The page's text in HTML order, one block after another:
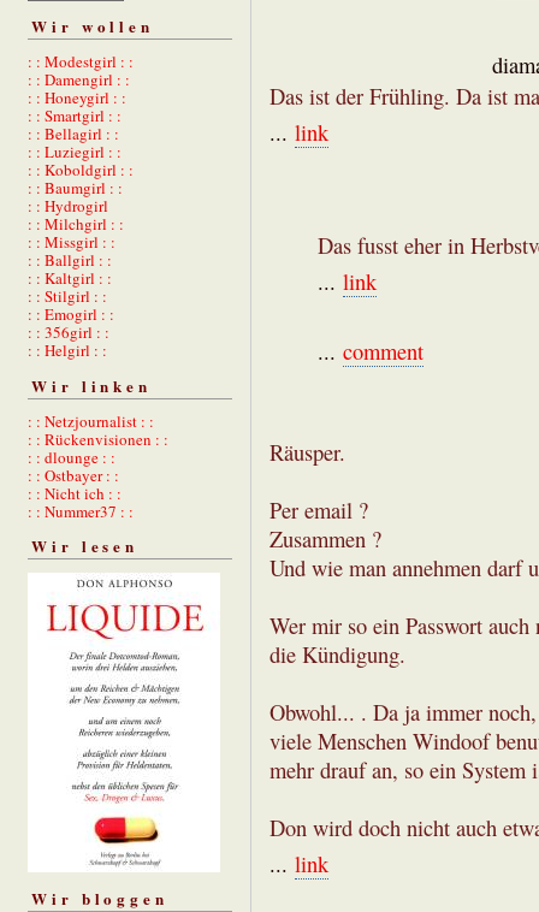
Wir wollen
: : Modestgirl : :
: : Damengirl : :
: : Honeygirl : :
: : Smartgirl : :
: : Bellagirl : :
: : Luziegirl : :
: : Koboldgirl : :
: : Baumgirl : :
: : Hydrogirl
: : Milchgirl : :
: : Missgirl : :
: : Ballgirl : :
: : Kaltgirl : :
: : Stilgirl : :
: : Emogirl : :
: : 356girl : :
: : Helgirl : :
Wir linken
: : Netzjournalist : :
: : Rückenvisionen : :
: : dlounge : :
: : Ostbayer : :
: : Nicht ich : :
: : Nummer37 : :
Wir lesen
Wir bloggen
Das ist der Frühling. Da ist
... link
Das fusst eher in
... link
... comment
Räusper.
Per email ?
Zusammen ?
Und wie man annehmen darf
Wer mir so ein Passwort
die Kündigung.
Obwohl... . Da ja immer
viele Menschen Windoof
mehr drauf an, so ein System
Don wird doch nicht auch
... link